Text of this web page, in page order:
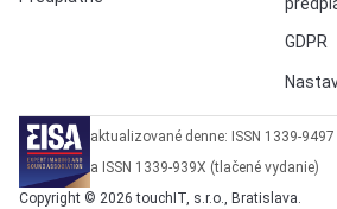
GDPR
aktualizované denne: ISSN 1339-
a ISSN 1339-939X (tlačené vydanie)
Copyright © 2026 touchIT, s.r.o., Bratislava.